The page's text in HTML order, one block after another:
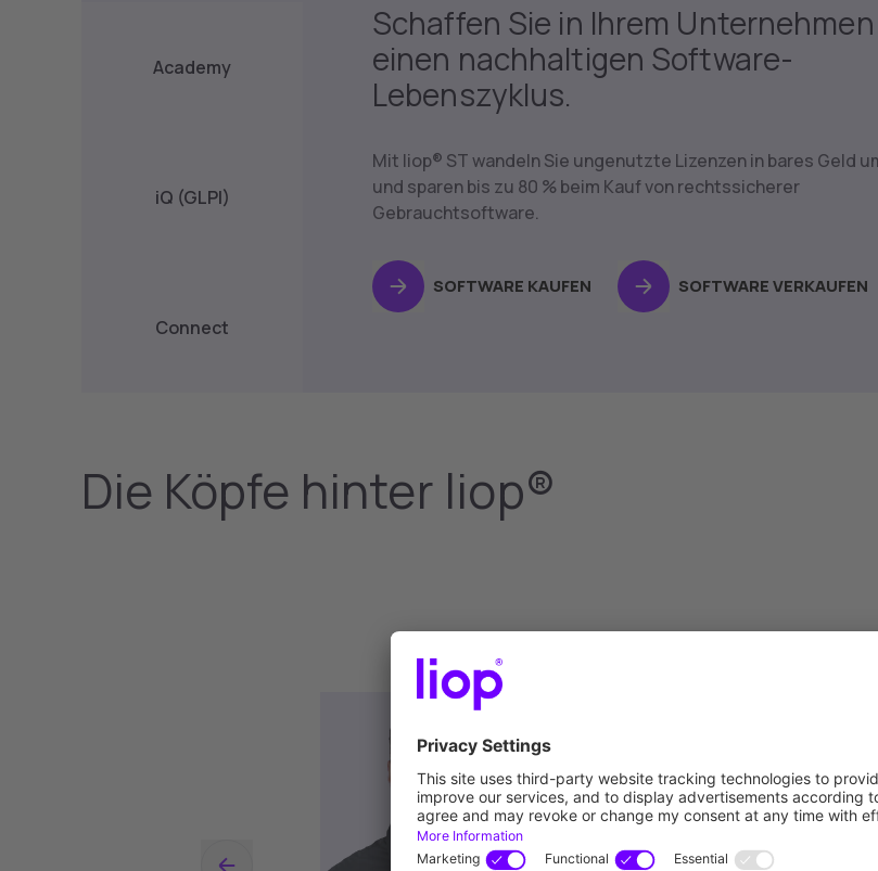
Academy
iQ (GLPI)
Connect
Schaffen Sie in Ihrem Unternehmen
einen nachhaltigen Software-
Lebenszyklus.
Mit liop® ST wandeln Sie ungenutzte Lizenzen in bares Geld
und sparen bis zu 80 % beim Kauf von rechtssicherer
Gebrauchtsoftware.
SOFTWARE KAUFEN SOFTWARE VERKAUFEN
LIOP® DAYS
LIOP® CLUB (BALD VERFÜGBAR)
Die Köpfe hinter liop®
Der kreative
Christian sprudelt vor
vorne mit dabei, wenn
revolutionäre Konzepte
auszuprobieren -